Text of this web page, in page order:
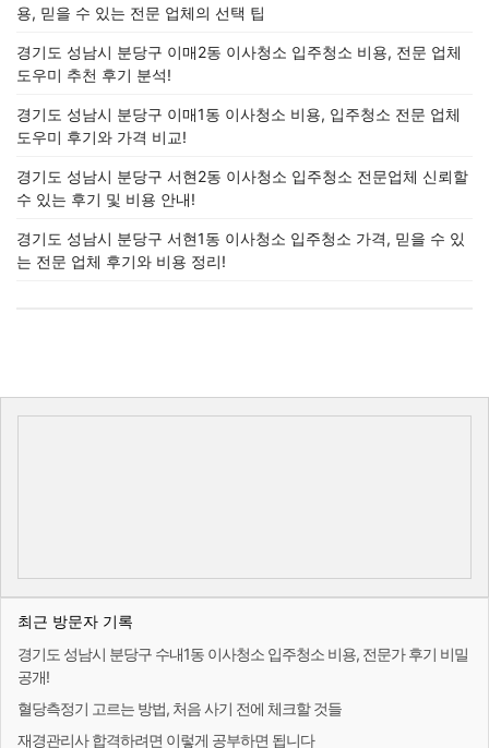
용, 믿을 수 있는 전문 업체의 선택 팁
경기도 성남시 분당구 이매2동 이사청소 입주청소 비용, 전문 업체
도우미 추천 후기 분석!
경기도 성남시 분당구 이매1동 이사청소 비용, 입주청소 전문 업체
도우미 후기와 가격 비교!
경기도 성남시 분당구 서현2동 이사청소 입주청소 전문업체 신뢰할
수 있는 후기 및 비용 안내!
경기도 성남시 분당구 서현1동 이사청소 입주청소 가격, 믿을 수 있
는 전문 업체 후기와 비용 정리!
최근 방문자 기록
경기도 성남시 분당구 수내1동 이사청소 입주청소 비용, 전문가 후기 비밀
공개!
혈당측정기 고르는 방법, 처음 사기 전에 체크할 것들
재경관리사 합격하려면 이렇게 공부하면 됩니다